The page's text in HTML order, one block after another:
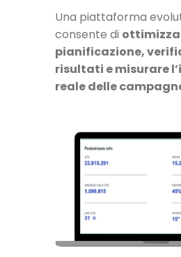
Una piattaforma
consente di
pianificazione,
risultati e misurare
reale delle